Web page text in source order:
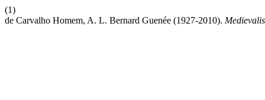
(1)
de Carvalho Homem, A. L. Bernard Guenée (1927-2010).